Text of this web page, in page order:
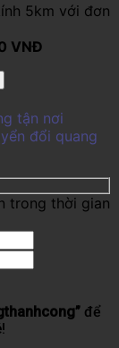
5km với đơn
VNĐ
tận nơi
đổi quang
trong thời gian
để